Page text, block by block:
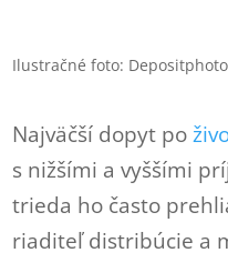
Ilustračné foto:
Najväčší dopyt po
s nižšími a vyššími
trieda ho často
riaditeľ distribúcie a